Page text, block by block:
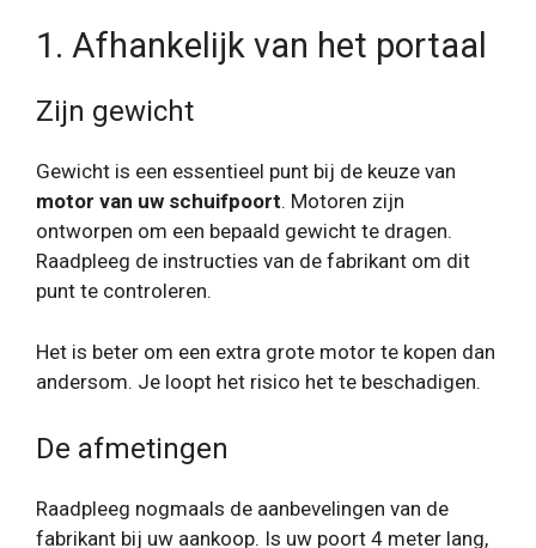
1. Afhankelijk van het portaal
Zijn gewicht
Gewicht is een essentieel punt bij de keuze van
motor van uw schuifpoort. Motoren zijn
ontworpen om een ​​bepaald gewicht te dragen.
Raadpleeg de instructies van de fabrikant om dit
punt te controleren.
Het is beter om een ​​extra grote motor te kopen dan
andersom. Je loopt het risico het te beschadigen.
De afmetingen
Raadpleeg nogmaals de aanbevelingen van de
fabrikant bij uw aankoop. Is uw poort 4 meter lang,